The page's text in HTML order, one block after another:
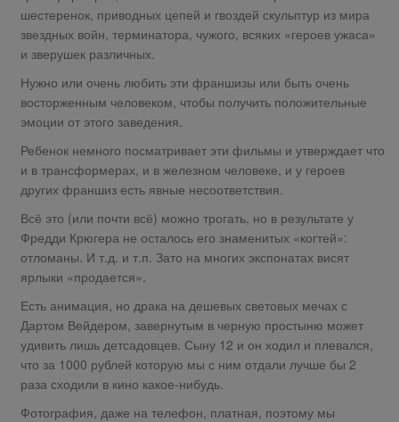
шестеренок, приводных цепей и гвоздей скульптур из мира
звездных войн, терминатора, чужого, всяких «героев ужаса»
и зверушек различных.
Нужно или очень любить эти франшизы или быть очень
восторженным человеком, чтобы получить положительные
эмоции от этого заведения.
Ребенок немного посматривает эти фильмы и утверждает что
и в трансформерах, и в железном человеке, и у героев
других франшиз есть явные несоответствия.
Всё это (или почти всё) можно трогать, но в результате у
Фредди Крюгера не осталось его знаменитых «когтей»:
отломаны. И т.д. и т.п. Зато на многих экспонатах висят
ярлыки «продается».
Есть анимация, но драка на дешевых световых мечах с
Дартом Вейдером, завернутым в черную простыню может
удивить лишь детсадовцев. Сыну 12 и он ходил и плевался,
что за 1000 рублей которую мы с ним отдали лучше бы 2
раза сходили в кино какое-нибудь.
Фотография, даже на телефон, платная, поэтому мы